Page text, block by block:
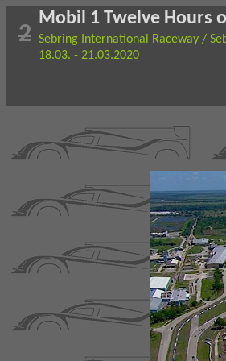
2
Mobil 1 Twelve Hours
Sebring International Raceway /
18.03. - 21.03.2020